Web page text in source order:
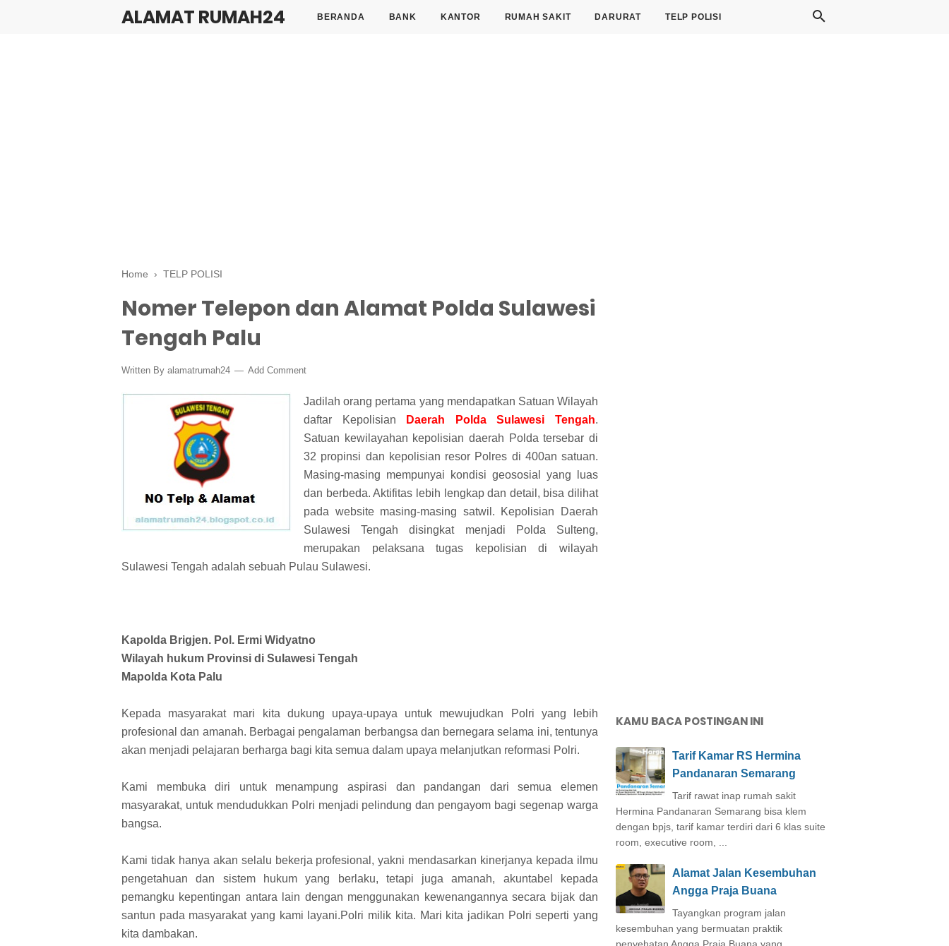
ALAMAT RUMAH24 BERANDA BANK KANTOR RUMAH SAKIT DARURAT TELP POLISI
Home › TELP POLISI
Nomer Telepon dan Alamat Polda Sulawesi
Tengah Palu
Written By alamatrumah24 Add Comment
Jadilah orang pertama yang mendapatkan Satuan Wilayah
daftar Kepolisian
Daerah Polda Sulawesi Tengah.
Satuan kewilayahan kepolisian daerah Polda tersebar di
32 propinsi dan kepolisian resor Polres di 400an satuan.
Masing-masing mempunyai kondisi geososial yang luas
dan berbeda. Aktifitas lebih lengkap dan detail, bisa dilihat
pada website masing-masing satwil. Kepolisian Daerah
Sulawesi Tengah disingkat menjadi Polda Sulteng,
merupakan pelaksana tugas kepolisian di wilayah
Sulawesi Tengah adalah sebuah Pulau Sulawesi.
Kapolda Brigjen. Pol. Ermi Widyatno
Wilayah hukum Provinsi di Sulawesi Tengah
Mapolda Kota Palu
Kepada masyarakat mari kita dukung upaya-upaya untuk mewujudkan Polri yang lebih
profesional dan amanah. Berbagai pengalaman berbangsa dan bernegara selama ini, tentunya
akan menjadi pelajaran berharga bagi kita semua dalam upaya melanjutkan reformasi Polri.
Kami membuka diri untuk menampung aspirasi dan pandangan dari semua elemen
masyarakat, untuk mendudukkan Polri menjadi pelindung dan pengayom bagi segenap warga
bangsa.
Kami tidak hanya akan selalu bekerja profesional, yakni mendasarkan kinerjanya kepada ilmu
pengetahuan dan sistem hukum yang berlaku, tetapi juga amanah, akuntabel kepada
pemangku kepentingan antara lain dengan menggunakan kewenangannya secara bijak dan
santun pada masyarakat yang kami layani.Polri milik kita. Mari kita jadikan Polri seperti yang
kita dambakan.
KAMU BACA POSTINGAN INI
Tarif Kamar RS Hermina
Pandanaran Semarang
Tarif rawat inap rumah sakit
Hermina Pandanaran Semarang bisa klem
dengan bpjs, tarif kamar terdiri dari 6 klas suite
room, executive room, ...
Alamat Jalan Kesembuhan
Angga Praja Buana
Tayangkan program jalan
kesembuhan yang bermuatan praktik